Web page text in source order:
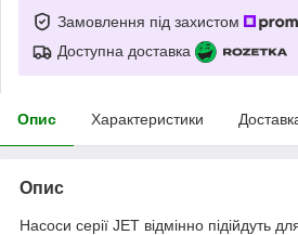
Замовлення під захистом
Доступна доставка
Опис Характеристики
Опис
Насоси серії JET відмінно підійдуть